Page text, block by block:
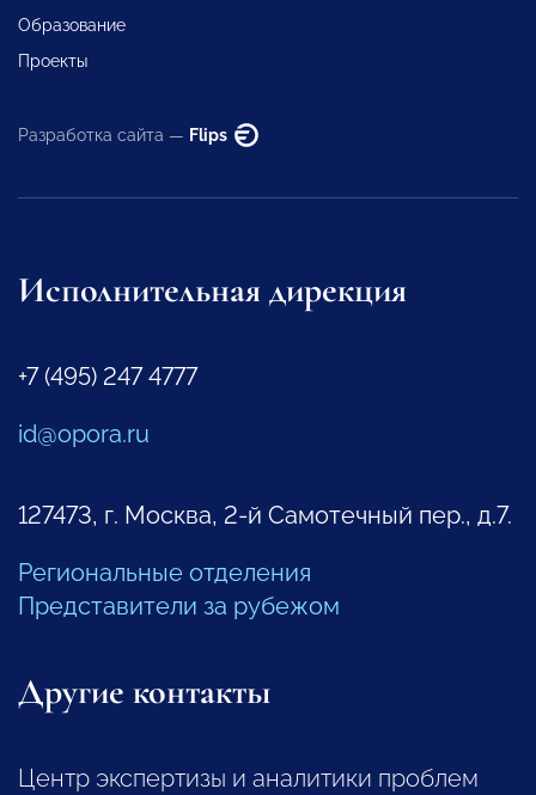
Образование
Проекты
Разработка сайта — Flips
Исполнительная дирекция
+7 (495) 247 4777
id@opora.ru
127473, г. Москва, 2-й Самотечный пер., д.7.
Региональные отделения
Представители за рубежом
Другие контакты
Центр экспертизы и аналитики проблем